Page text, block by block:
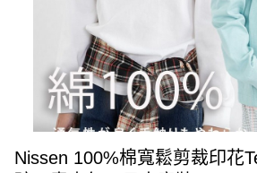
Nissen 100%棉寬鬆剪裁印花